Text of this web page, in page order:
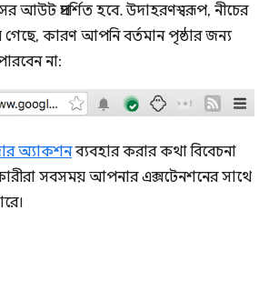
আউট প্রদর্শিত হবে. উদাহরণস্বরূপ, নীচের
গেছে, কারণ আপনি বর্তমান পৃষ্ঠার জন্য
না:
অ্যাকশনব্যবহার করার কথা বিবেচনা
সবসময় আপনার এক্সটেনশনের সাথে